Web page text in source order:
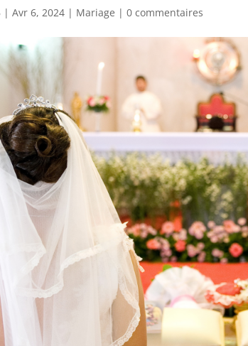
|Avr 6, 2024 | Mariage |0 commentaires